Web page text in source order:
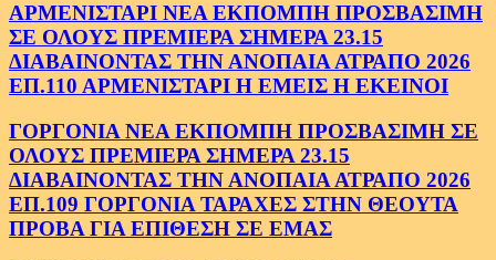
ΑΡΜΕΝΙΣΤΑΡΙ ΝΕΑ ΕΚΠΟΜΠΗ ΠΡΟΣΒΑΣΙΜΗ
ΣΕ ΟΛΟΥΣ ΠΡΕΜΙΕΡΑ ΣΗΜΕΡΑ 23.15
ΔΙΑΒΑΙΝΟΝΤΑΣ ΤΗΝ ΑΝΟΠΑΙΑ ΑΤΡΑΠΟ 2026
ΕΠ.110 ΑΡΜΕΝΙΣΤΑΡΙ Η ΕΜΕΙΣ Η ΕΚΕΙΝΟΙ
ΓΟΡΓΟΝΙΑ ΝΕΑ ΕΚΠΟΜΠΗ ΠΡΟΣΒΑΣΙΜΗ ΣΕ
ΟΛΟΥΣ ΠΡΕΜΙΕΡΑ ΣΗΜΕΡΑ 23.15
ΔΙΑΒΑΙΝΟΝΤΑΣ ΤΗΝ ΑΝΟΠΑΙΑ ΑΤΡΑΠΟ 2026
ΕΠ.109 ΓΟΡΓΟΝΙΑ ΤΑΡΑΧΕΣ ΣΤΗΝ ΘΕΟΥΤΑ
ΠΡΟΒΑ ΓΙΑ ΕΠΙΘΕΣΗ ΣΕ ΕΜΑΣ